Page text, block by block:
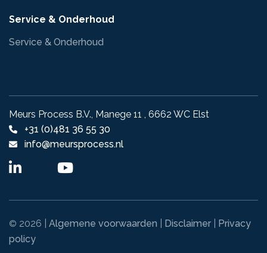
Service & Onderhoud
Service & Onderhoud
Meurs Process B.V., Manege 11 , 6662 WC Elst
+31 (0)481 36 55 30
info@meursprocess.nl
© 2026 | Algemene voorwaarden Disclaimer
Privacy
policy